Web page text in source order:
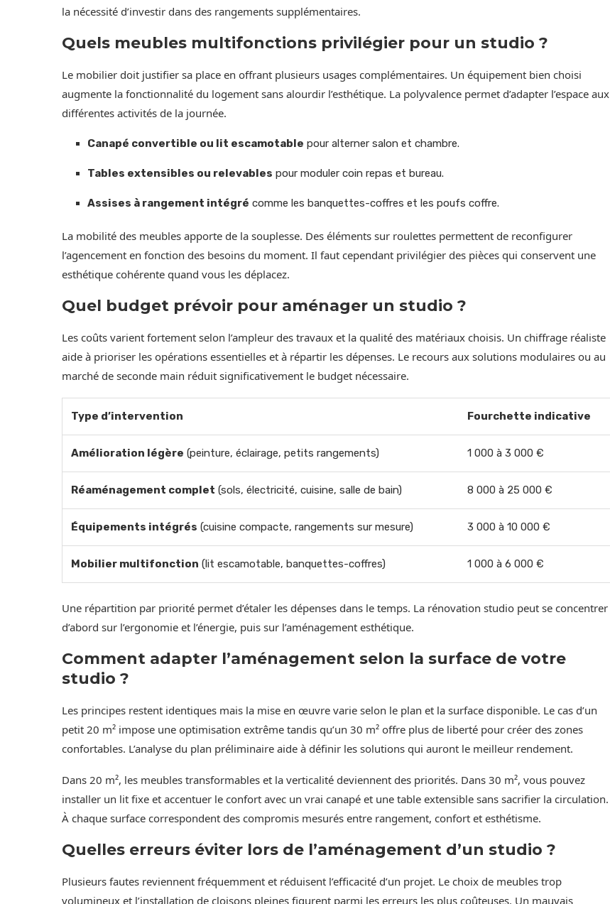
la nécessité d’investir dans des rangements supplémentaires.
Quels meubles multifonctions privilégier pour un studio ?
Le mobilier doit justifier sa place en offrant plusieurs usages complémentaires. Un équipement bien choisi
augmente la fonctionnalité du logement sans alourdir l’esthétique. La polyvalence permet d’adapter l’espace aux
différentes activités de la journée.
Canapé convertible ou lit escamotable pour alterner salon et chambre.
Tables extensibles ou relevables pour moduler coin repas et bureau.
Assises à rangement intégré comme les banquettes-coffres et les poufs coffre.
La mobilité des meubles apporte de la souplesse. Des éléments sur roulettes permettent de reconfigurer
l’agencement en fonction des besoins du moment. Il faut cependant privilégier des pièces qui conservent une
esthétique cohérente quand vous les déplacez.
Quel budget prévoir pour aménager un studio ?
Les coûts varient fortement selon l’ampleur des travaux et la qualité des matériaux choisis. Un chiffrage réaliste
aide à prioriser les opérations essentielles et à répartir les dépenses. Le recours aux solutions modulaires ou au
marché de seconde main réduit significativement le budget nécessaire.
Type d’intervention Fourchette indicative
Amélioration légère (peinture, éclairage, petits rangements) 1 000 à 3 000 €
Réaménagement complet (sols, électricité, cuisine, salle de bain) 8 000 à 25 000 €
Équipements intégrés (cuisine compacte, rangements sur mesure) 3 000 à 10 000 €
Mobilier multifonction (lit escamotable, banquettes-coffres) 1 000 à 6 000 €
Une répartition par priorité permet d’étaler les dépenses dans le temps. La rénovation studio peut se concentrer
d’abord sur l’ergonomie et l’énergie, puis sur l’aménagement esthétique.
Comment adapter l’aménagement selon la surface de votre
studio ?
Les principes restent identiques mais la mise en œuvre varie selon le plan et la surface disponible. Le cas d’un
petit 20 m² impose une optimisation extrême tandis qu’un 30 m² offre plus de liberté pour créer des zones
confortables. L’analyse du plan préliminaire aide à définir les solutions qui auront le meilleur rendement.
Dans 20 m², les meubles transformables et la verticalité deviennent des priorités. Dans 30 m², vous pouvez
installer un lit fixe et accentuer le confort avec un vrai canapé et une table extensible sans sacrifier la circulation.
À chaque surface correspondent des compromis mesurés entre rangement, confort et esthétisme.
Quelles erreurs éviter lors de l’aménagement d’un studio ?
Plusieurs fautes reviennent fréquemment et réduisent l’efficacité d’un projet. Le choix de meubles trop
volumineux et l’installation de cloisons pleines figurent parmi les erreurs les plus coûteuses. Un mauvais